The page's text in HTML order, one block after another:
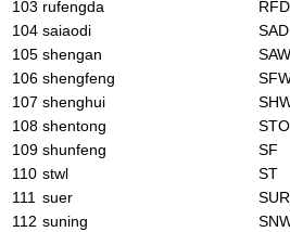
103 rufengda RFD
104 saiaodi SAD
105 shengan
106 shengfeng
107 shenghui
108 shentong STO
109 shunfeng SF
110 stwl ST
111 suer
112 suning